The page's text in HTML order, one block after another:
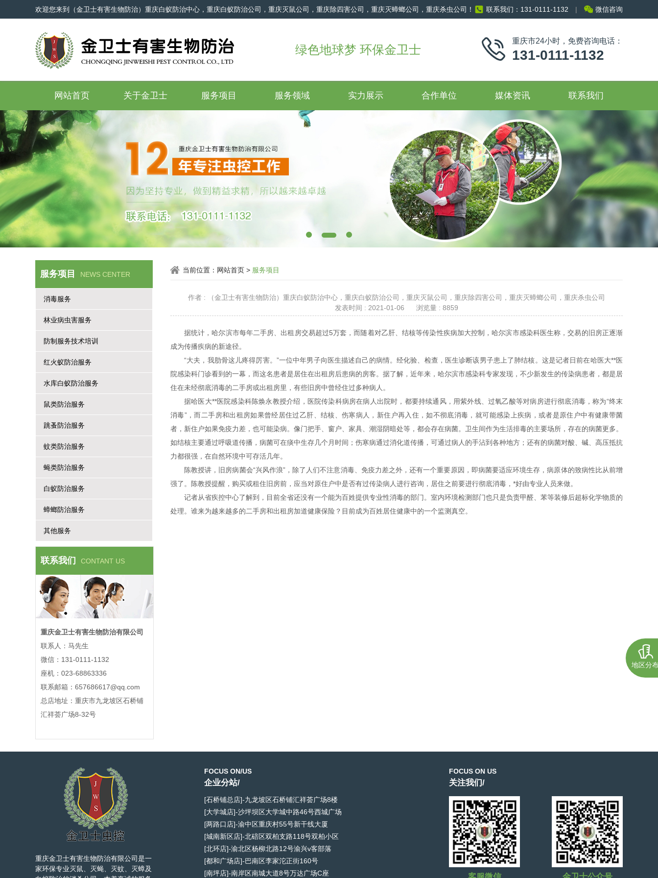
联系我们：131-0111-1132 | 微信咨询
欢迎您来到（金卫士有害生物防治）重庆白蚁防治中心，重庆白蚁防治公司，重庆灭鼠公司，重庆除四害公司，重庆灭蟑螂公司，重庆杀虫公司！
绿色地球梦 环保金卫士
重庆市24小时，免费咨询电话：
131-0111-1132
网站首页 关于金卫士 服务项目 服务领域 实力展示 合作单位 媒体资讯 联系我们
服务项目 NEWS CENTER
消毒服务
林业病虫害服务
防制服务技术培训
红火蚁防治服务
水库白蚁防治服务
鼠类防治服务
跳蚤防治服务
蚊类防治服务
蝇类防治服务
白蚁防治服务
蟑螂防治服务
其他服务
联系我们 CONTANT US
重庆金卫士有害生物防治有限公司
联系人：马先生
微信：131-0111-1132
座机：023-68863336
联系邮箱：657686617@qq.com
总店地址：重庆市九龙坡区石桥铺
汇祥荟广场8-32号
当前位置： 网站首页 > 服务项目
作者 : （金卫士有害生物防治）重庆白蚁防治中心，重庆白蚁防治公司，重庆灭鼠公司，重庆除四害公司，重庆灭蟑螂公司，重庆杀虫公司
发表时间 : 2021-01-06
浏览量 : 8859
据统计，哈尔滨市每年二手房、出租房交易超过5万套，而随着对乙肝、结核等传染性疾病加大控制，哈尔滨市感染科医生称，交易的旧房正逐渐
成为传播疾病的新途径。
“大夫，我肋骨这儿疼得厉害。”一位中年男子向医生描述自己的病情。经化验、检查，医生诊断该男子患上了肺结核。这是记者日前在哈医大**医
院感染科门诊看到的一幕，而这名患者是居住在出租房后患病的房客。据了解，近年来，哈尔滨市感染科专家发现，不少新发生的传染病患者，都是居
住在未经彻底消毒的二手房或出租房里，有些旧房中曾经住过多种病人。
据哈医大**医院感染科陈焕永教授介绍，医院传染科病房在病人出院时，都要持续通风，用紫外线、过氧乙酸等对病房进行彻底消毒，称为“终末
消毒”，而二手房和出租房如果曾经居住过乙肝、结核、伤寒病人，新住户再入住，如不彻底消毒，就可能感染上疾病，或者是原住户中有健康带菌
者，新住户如果免疫力差，也可能染病。像门把手、窗户、家具、潮湿阴暗处等，都会存在病菌。卫生间作为生活排毒的主要场所，存在的病菌更多。
如结核主要通过呼吸道传播，病菌可在痰中生存几个月时间；伤寒病通过消化道传播，可通过病人的手沾到各种地方；还有的病菌对酸、碱、高压抵抗
力都很强，在自然环境中可存活几年。
陈教授讲，旧房病菌会“兴风作浪”，除了人们不注意消毒、免疫力差之外，还有一个重要原因，即病菌要适应环境生存，病原体的致病性比从前增
强了。陈教授提醒，购买或租住旧房前，应当对原住户中是否有过传染病人进行咨询，居住之前要进行彻底消毒，*好由专业人员来做。
记者从省疾控中心了解到，目前全省还没有一个能为百姓提供专业性消毒的部门。室内环境检测部门也只是负责甲醛、苯等装修后超标化学物质的
处理。谁来为越来越多的二手房和出租房加道健康保险？目前成为百姓居住健康中的一个监测真空。
重庆金卫士有害生物防治有限公司是一
家环保专业灭鼠、灭蝇、灭蚊、灭蟑及
FOCUS ON/US
企业分站/
[石桥铺总店]-九龙坡区石桥铺汇祥荟广场8楼
[大学城店]-沙坪坝区大学城中路46号西城广场
[两路口店]-渝中区重庆村55号新干线大厦
[城南新区店]-北碚区双柏支路118号双柏小区
[北环店]-渝北区杨柳北路12号渝兴v客部落
[都和广场店]-巴南区李家沱正街160号
[南坪店]-南岸区南城大道8号万达广场C座
FOCUS ON US
关注我们/
地区分